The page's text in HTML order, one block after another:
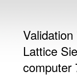
Lattice
computer